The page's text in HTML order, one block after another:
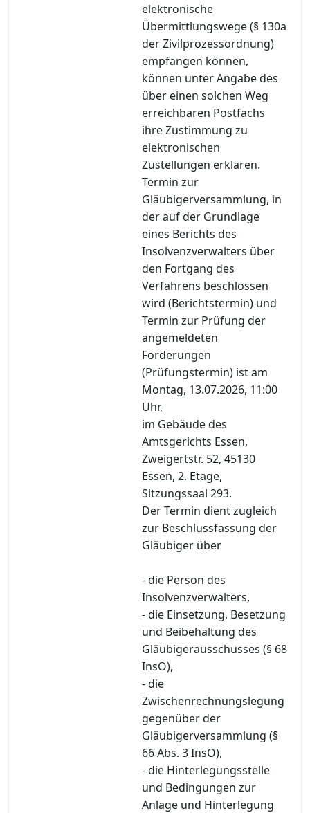
elektronische
Übermittlungswege (§ 130a
der Zivilprozessordnung)
empfangen können,
können unter Angabe des
über einen solchen Weg
erreichbaren Postfachs
ihre Zustimmung zu
elektronischen
Zustellungen erklären.
Termin zur
Gläubigerversammlung, in
der auf der Grundlage
eines Berichts des
Insolvenzverwalters über
den Fortgang des
Verfahrens beschlossen
wird (Berichtstermin) und
Termin zur Prüfung der
angemeldeten
Forderungen
(Prüfungstermin) ist am
Montag, 13.07.2026, 11:00
Uhr,
im Gebäude des
Amtsgerichts Essen,
Zweigertstr. 52, 45130
Essen, 2. Etage,
Sitzungssaal 293.
Der Termin dient zugleich
zur Beschlussfassung der
Gläubiger über
- die Person des
Insolvenzverwalters,
- die Einsetzung, Besetzung
und Beibehaltung des
Gläubigerausschusses (§ 68
InsO),
- die
Zwischenrechnungslegung
gegenüber der
Gläubigerversammlung (§
66 Abs. 3 InsO),
- die Hinterlegungsstelle
und Bedingungen zur
Anlage und Hinterlegung